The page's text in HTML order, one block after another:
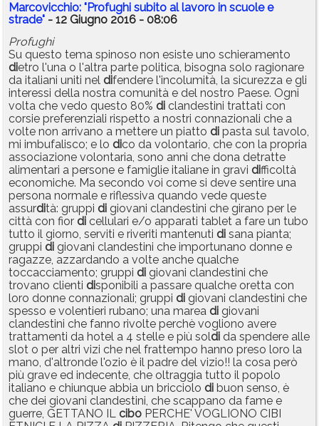
Marcovicchio: "Profughi subito al lavoro in scuole e
strade" - 12 Giugno 2016 - 08:06
Profughi
Su questo tema spinoso non esiste uno schieramento
dietro l'una o l'altra parte politica, bisogna solo ragionare
da italiani uniti nel difendere l'incolumità, la sicurezza e gli
interessi della nostra comunità e del nostro Paese. Ogni
volta che vedo questo 80% di clandestini trattati con
corsie preferenziali rispetto a nostri connazionali che a
volte non arrivano a mettere un piatto di pasta sul tavolo,
mi imbufalisco; e lo dico da volontario, che con la propria
associazione volontaria, sono anni che dona detratte
alimentari a persone e famiglie italiane in gravi difficoltà
economiche. Ma secondo voi come si deve sentire una
persona normale e riflessiva quando vede queste
assurdità: gruppi di giovani clandestini che girano per le
città con fior di cellulari e/o apparati tablet a fare un tubo
tutto il giorno, serviti e riveriti mantenuti di sana pianta;
gruppi di giovani clandestini che importunano donne e
ragazze, azzardando a volte anche qualche
toccacciamento; gruppi di giovani clandestini che
trovano clienti disponibili a passare qualche oretta con
loro donne connazionali; gruppi di giovani clandestini che
spesso e volentieri rubano; una marea di giovani
clandestini che fanno rivolte perchè vogliono avere
trattamenti da hotel a 4 stelle e più soldi da spendere alle
slot o per altri vizi che nel frattempo hanno preso loro la
mano, d'altronde l'ozio è il padre del vizio!! la cosa però
più grave ed indecente, che oltraggia tutto il popolo
italiano e chiunque abbia un bricciolo di buon senso, è
che dei giovani clandestini, che scappano da fame e
guerre, GETTANO IL cibo PERCHE' VOGLIONO CIBI